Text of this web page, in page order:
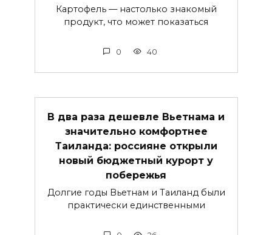
Картофель — настолько знакомый
продукт, что может показаться
0 40
В два раза дешевле Вьетнама и
значительно комфортнее
Таиланда: россияне открыли
новый бюджетный курорт у
побережья
Долгие годы Вьетнам и Таиланд были
практически единственными